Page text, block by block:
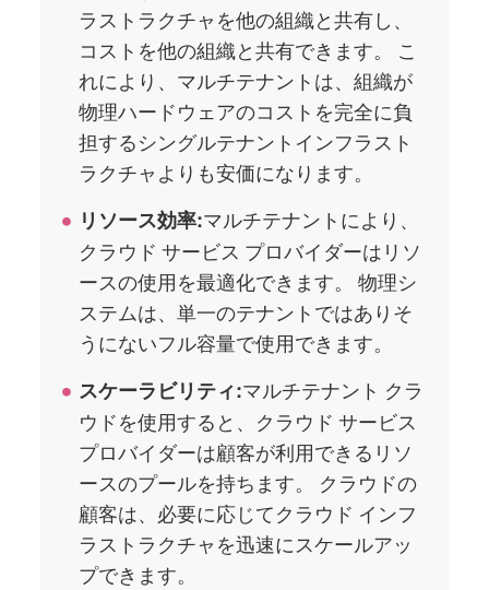
ラストラクチャを他の組織と共有し、
コストを他の組織と共有できます。 こ
れにより、マルチテナントは、組織が
物理ハードウェアのコストを完全に負
担するシングルテナントインフラスト
ラクチャよりも安価になります。
リソース効率:マルチテナントにより、
クラウド サービス プロバイダーはリソ
ースの使用を最適化できます。 物理シ
ステムは、単一のテナントではありそ
うにないフル容量で使用できます。
スケーラビリティ:マルチテナント クラ
ウドを使用すると、クラウド サービス
プロバイダーは顧客が利用できるリソ
ースのプールを持ちます。 クラウドの
顧客は、必要に応じてクラウド インフ
ラストラクチャを迅速にスケールアッ
プできます。